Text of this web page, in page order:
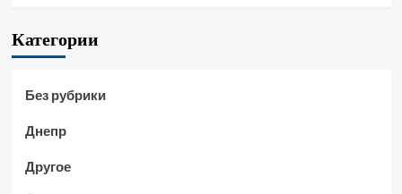
Категории
Без рубрики
Днепр
Другое